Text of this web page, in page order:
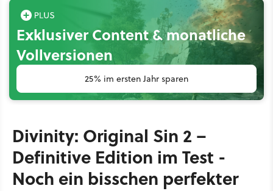
Exklusiver Content & monatliche
Vollversionen
25% im ersten Jahr sparen
Divinity: Original Sin 2 –
Definitive Edition im Test -
Noch ein bisschen perfekter